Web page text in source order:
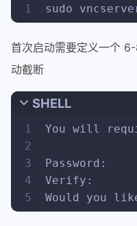
1 sudo
首次启动需要定义一个
动截断
SHELL
1
2
3
4
5
You will
Password:
Verify:
Would you